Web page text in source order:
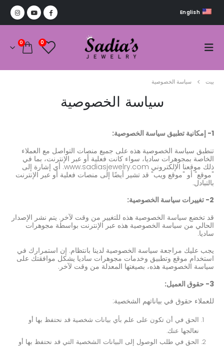
English
0
0
بيت سياسة الخصوصية
سياسة الخصوصية
1- إمكانية تطبيق سياسة الخصوصية:
تنطبق سياسة الخصوصية هذه على جميع منصات التواصل مع العملاء
الخاصة بمجوهرات ساديا، سواء كانت فعلية أو عبر الإنترنت، بما في
ذلك موقعنا الإلكتروني www.sadiasjewelry.com. أي إشارة إلى
"موقع" أو "موقع ويب" قد تشير أيضًا إلى منصات فعلية أو عبر الإنترنت
بالتبادل.
2- تغييرات سياسة الخصوصية:
قد تخضع سياسة الخصوصية هذه للتغيير من وقت لآخر. يتم نشر الإصدار
الحالي من سياسة الخصوصية هذه عبر الإنترنت بواسطة مجوهرات
ساديا.
يجب عليك مراجعة سياسة الخصوصية لدينا بانتظام. إن استمرارك في
استخدام موقع وتطبيق وخدمات مجوهرات ساديا يشكل موافقتك على
سياسة الخصوصية هذه، بصيغتها المعدلة من وقت لآخر.
3- حقوق العميل:
للعملاء حقوق في بياناتهم الشخصية:
الحق في أن تكون على علم بأي بيانات شخصية قد نحتفظ بها أو
نعالجها عنك.
الحق في طلب الوصول إلى البيانات الشخصية التي قد نحتفظ بها أو